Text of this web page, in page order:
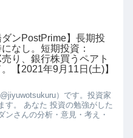
ダンPostPrime】長期投
なし。短期投資：
り、銀行株買うペアト
【2021年9月11日(土)】
）です。投資家
す。 あなた 投資の勉強がした
ンさんの分析・意見・考え・